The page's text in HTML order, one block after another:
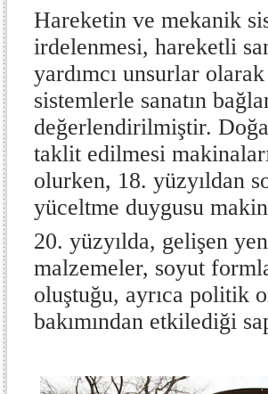
Hareketin ve mekanik
irdelenmesi, hareketli
yardımcı unsurlar
sistemlerle sanatın
değerlendirilmiştir.
taklit edilmesi
olurken, 18. yüzyıldan
yüceltme duygusu
20. yüzyılda, gelişen
malzemeler, soyut
oluştuğu, ayrıca politik
bakımından etkilediği